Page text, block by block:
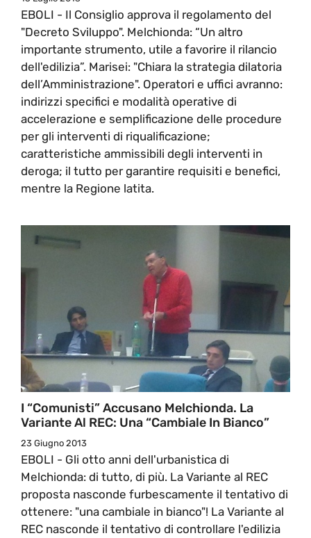
EBOLI - Il Consiglio approva il regolamento del
"Decreto Sviluppo". Melchionda: “Un altro
importante strumento, utile a favorire il rilancio
dell'edilizia”. Marisei: "Chiara la strategia dilatoria
dell’Amministrazione". Operatori e uffici avranno:
indirizzi specifici e modalità operative di
accelerazione e semplificazione delle procedure
per gli interventi di riqualificazione;
caratteristiche ammissibili degli interventi in
deroga; il tutto per garantire requisiti e benefici,
mentre la Regione latita.
I “Comunisti” Accusano Melchionda. La
Variante Al REC: Una “Cambiale In Bianco”
23 Giugno 2013
EBOLI - Gli otto anni dell'urbanistica di
Melchionda: di tutto, di più. La Variante al REC
proposta nasconde furbescamente il tentativo di
ottenere: "una cambiale in bianco"! La Variante al
REC nasconde il tentativo di controllare l'edilizia